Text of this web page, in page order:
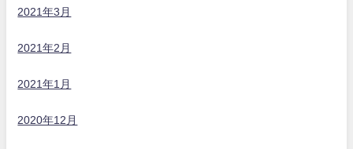
2021年3月
2021年2月
2021年1月
2020年12月